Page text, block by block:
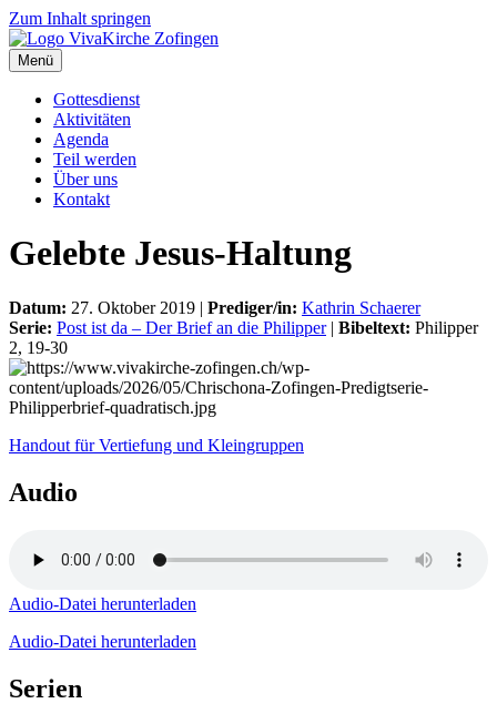
Zum Inhalt springen
Menü
Gottesdienst
Aktivitäten
Agenda
Teil werden
Über uns
Kontakt
Gelebte Jesus-Haltung
Datum: 27. Oktober 2019 | Prediger/in: Kathrin Schaerer
Serie: Post ist da – Der Brief an die Philipper| Bibeltext: Philipper
2, 19-30
Handout für Vertiefung und Kleingruppen
Audio
Audio-Datei herunterladen
Audio-Datei herunterladen
Serien